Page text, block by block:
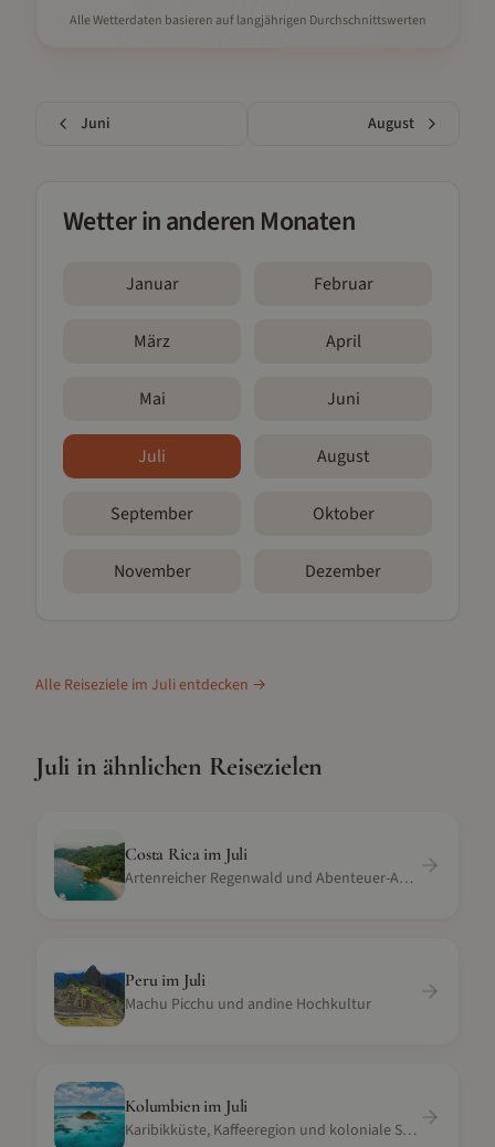
Alle Wetterdaten basieren auf langjährigen Durchschnittswerten
Juni August
Wetter in anderen Monaten
Januar Februar
März April
Mai Juni
Juli August
September Oktober
November Dezember
Alle Reiseziele im Julientdecken →
Juli in ähnlichen Reisezielen
Costa Rica im Juli
Artenreicher Regenwald und Abenteuer-Aktivitäten
Peruim Juli
Machu Picchu und andine Hochkultur
Kolumbienim Juli
Karibikküste, Kaffeeregion und koloniale Städte